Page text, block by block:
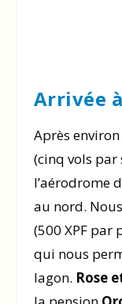
Arrivée
Après environ
(cinq vols par
l’aérodrome
au nord.
(500 XPF par
qui nous
lagon. Rose